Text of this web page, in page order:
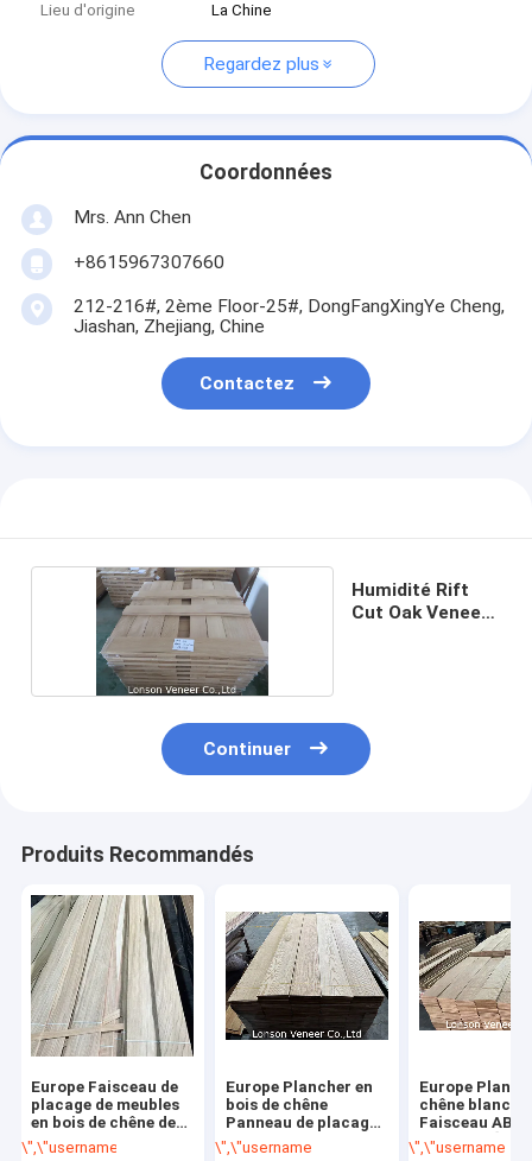
Lieu d'origine
La Chine
Regardez plus
Coordonnées
Mrs. Ann Chen
+8615967307660
212-216#, 2ème Floor-25#, DongFangXingYe Cheng,
Jiashan, Zhejiang, Chine
Contactez
Humidité Rift
Cut Oak Veneer
Continuer
Produits Recommandés
Europe Faisceau de
placage de meubles
en bois de chêne de
catégorie AB
\",\"username\":\"kane\"}","","","","meilleur prix");' class="getbtn bggree
Europe Plancher en
bois de chêne
Panneau de placage
en contreplaqué de
\",\"username\":\"kane\"}","","","","meilleur
Europe
chêne blanc
Faisceau AB
claire